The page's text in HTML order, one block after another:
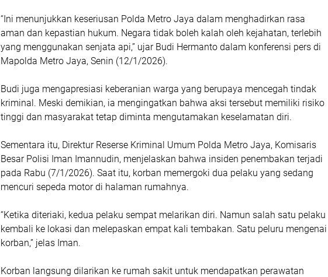
‎“Ini menunjukkan keseriusan Polda Metro Jaya dalam menghadirkan rasa
aman dan kepastian hukum. Negara tidak boleh kalah oleh kejahatan, terlebih
yang menggunakan senjata api,” ujar Budi Hermanto dalam konferensi pers di
Mapolda Metro Jaya, Senin (12/1/2026).
‎Budi juga mengapresiasi keberanian warga yang berupaya mencegah tindak
kriminal. Meski demikian, ia mengingatkan bahwa aksi tersebut memiliki risiko
tinggi dan masyarakat tetap diminta mengutamakan keselamatan diri.
‎Sementara itu, Direktur Reserse Kriminal Umum Polda Metro Jaya, Komisaris
Besar Polisi Iman Imannudin, menjelaskan bahwa insiden penembakan terjadi
pada Rabu (7/1/2026). Saat itu, korban memergoki dua pelaku yang sedang
mencuri sepeda motor di halaman rumahnya.
‎“Ketika diteriaki, kedua pelaku sempat melarikan diri. Namun salah satu pelaku
kembali ke lokasi dan melepaskan empat kali tembakan. Satu peluru mengenai
korban,” jelas Iman.
‎Korban langsung dilarikan ke rumah sakit untuk mendapatkan perawatan